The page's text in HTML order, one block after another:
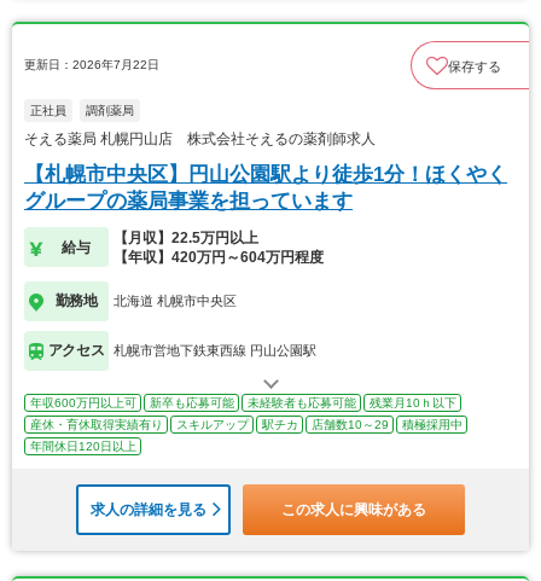
更新日：2026年7月22日 保存する
正社員 調剤薬局
そえる薬局 札幌円山店 株式会社そえるの薬剤師求人
【札幌市中央区】円山公園駅より徒歩1分！ほくやく
グループの薬局事業を担っています
給与
【月収】22.5万円以上
【年収】420万円～604万円程度
勤務地 北海道 札幌市中央区
アクセス 札幌市営地下鉄東西線 円山公園駅
年収600万円以上可 新卒も応募可能 未経験者も応募可能
残業月10ｈ以下
産休・育休取得実績有り
スキルアップ 駅チカ 店舗数10～29
積極採用中
年間休日120日以上
求人の詳細を見る この求人に興味がある